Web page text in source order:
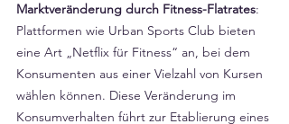
Marktveränderung durch Fitness-Flatrates:
Plattformen wie Urban Sports Club bieten
eine Art „Netflix für Fitness“ an, bei dem
Konsumenten aus einer Vielzahl von Kursen
wählen können. Diese Veränderung im
Konsumverhalten führt zur Etablierung eines